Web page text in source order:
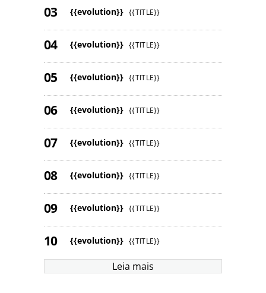
{{evolution}} {{TITLE}}
{{evolution}} {{TITLE}}
{{evolution}} {{TITLE}}
{{evolution}} {{TITLE}}
{{evolution}} {{TITLE}}
{{evolution}} {{TITLE}}
{{evolution}} {{TITLE}}
{{evolution}} {{TITLE}}
Leia mais